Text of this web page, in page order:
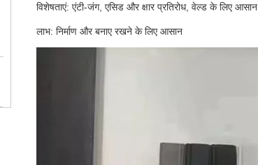
विशेषताएं: एंटी-जंग, एसिड और क्षार प्रतिरोध, वेल्ड के लिए आसान
लाभ: निर्माण और बनाए रखने के लिए आसान